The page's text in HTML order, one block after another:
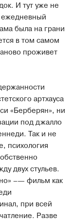
И тут уже не
ежедневный
была на грани
в том самом
проживет
артхауса
«Берберян», ни
под джалло
Так и не
психология
двух стульев.
–— фильм как
при всей
Разве